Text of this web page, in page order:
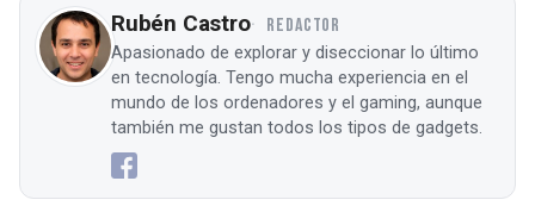
Rubén Castro REDACTOR
Apasionado de explorar y diseccionar lo último
en tecnología. Tengo mucha experiencia en el
mundo de los ordenadores y el gaming, aunque
también me gustan todos los tipos de gadgets.